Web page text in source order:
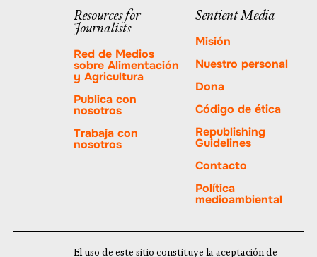
nueva
pestaña.
través
PayPal
Resources for
Journalists
Red de Medios
sobre Alimentación
y Agricultura
Publica con
nosotros
Trabaja con
nosotros
Sentient Media
Misión
Nuestro personal
Dona
Código de ética
Republishing
Guidelines
Contacto
Política
medioambiental
El uso de este sitio constituye la aceptación de